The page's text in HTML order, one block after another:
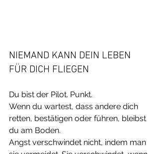
NIEMAND KANN DEIN LEBEN
FÜR DICH FLIEGEN
Du bist der Pilot. Punkt.
Wenn du wartest, dass andere dich
retten, bestätigen oder führen, bleibst
du am Boden.
Angst verschwindet nicht, indem man